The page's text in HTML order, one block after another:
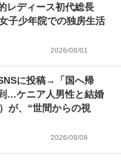
レディース初代総長
子少年院での独房生活
2026/08/01
に投稿→「国へ帰
…ケニア人男性と結婚
が、“世間からの視
2026/08/08